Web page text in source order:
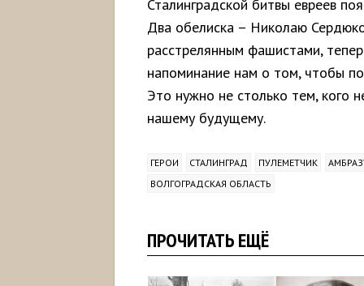
Сталинградской битвы евреев
Два обелиска – Николаю
расстрелянным фашистами,
напоминание нам о том, чтобы
Это нужно не столько тем, кого
нашему будущему.
ГЕРОИ СТАЛИНГРАД ПУЛЕМЕТЧИК
ВОЛГОГРАДСКАЯ ОБЛАСТЬ
ПРОЧИТАТЬ ЕЩЁ